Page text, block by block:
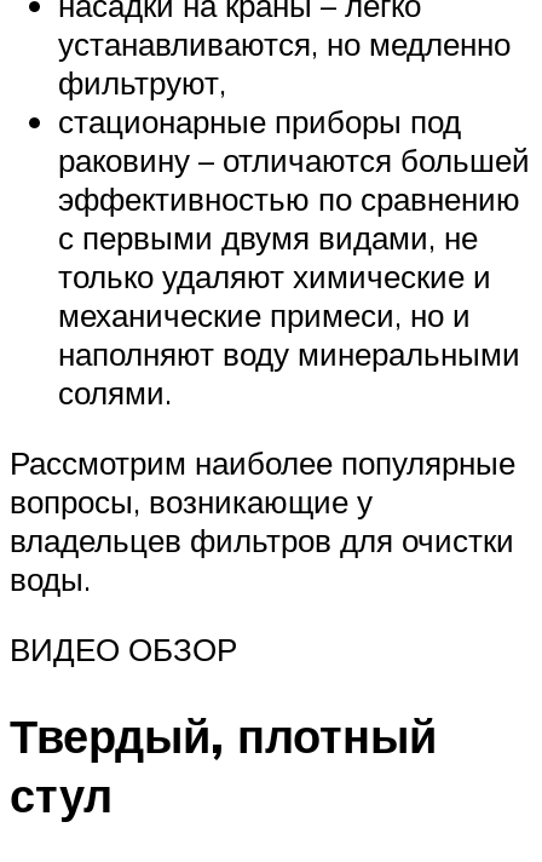
устанавливаются, но медленно
фильтруют,
стационарные приборы под
раковину – отличаются большей
эффективностью по сравнению
с первыми двумя видами, не
только удаляют химические и
механические примеси, но и
наполняют воду минеральными
солями.
Рассмотрим наиболее популярные
вопросы, возникающие у
владельцев фильтров для очистки
воды.
ВИДЕО ОБЗОР
Твердый, плотный
стул